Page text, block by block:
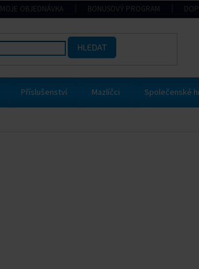
MOJE OBJEDNÁVKA BONUSOVÝ PROGRAM
HLEDAT
Příslušenství Mazlíčci Společenské